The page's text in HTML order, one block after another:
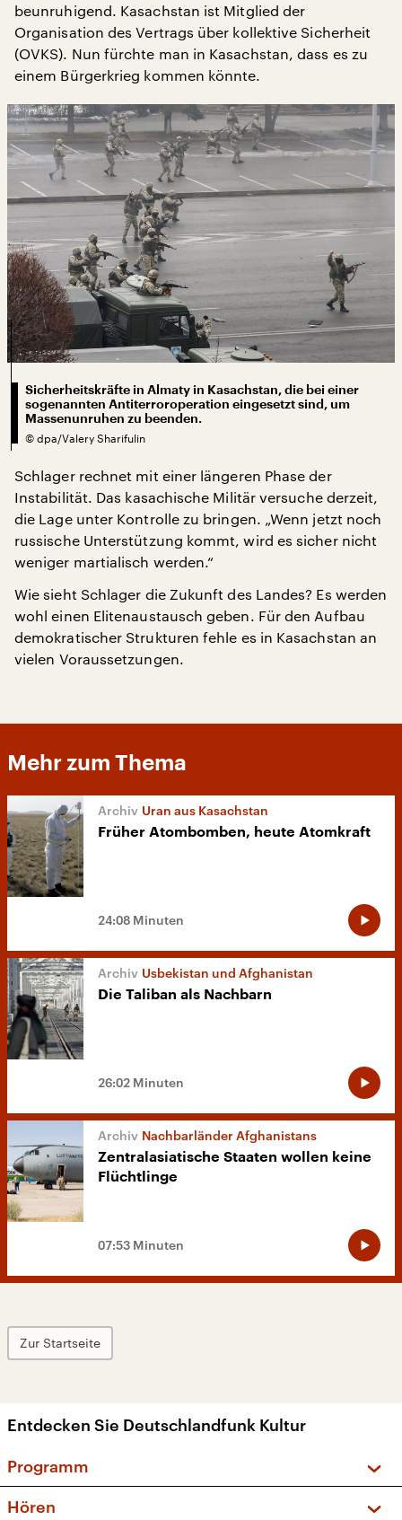
beunruhigend. Kasachstan ist Mitglied der
Organisation des Vertrags über kollektive Sicherheit
(OVKS). Nun fürchte man in Kasachstan, dass es zu
einem Bürgerkrieg kommen könnte.
Sicherheitskräfte in Almaty in Kasachstan, die bei einer
sogenannten Antiterroroperation eingesetzt sind, um
Massenunruhen zu beenden.
© dpa/Valery Sharifulin
Schlager rechnet mit einer längeren Phase der
Instabilität. Das kasachische Militär versuche derzeit,
die Lage unter Kontrolle zu bringen. „Wenn jetzt noch
russische Unterstützung kommt, wird es sicher nicht
weniger martialisch werden.“
Wie sieht Schlager die Zukunft des Landes? Es werden
wohl einen Elitenaustausch geben. Für den Aufbau
demokratischer Strukturen fehle es in Kasachstan an
vielen Voraussetzungen.
Mehr zum Thema
Uran aus Kasachstan
Früher Atombomben, heute Atomkraft
24:08 Minuten
Usbekistan und Afghanistan
Die Taliban als Nachbarn
26:02 Minuten
Nachbarländer Afghanistans
Zentralasiatische Staaten wollen keine
Flüchtlinge
07:53 Minuten
Zur Startseite
Entdecken Sie Deutschlandfunk Kultur
Programm
Hören